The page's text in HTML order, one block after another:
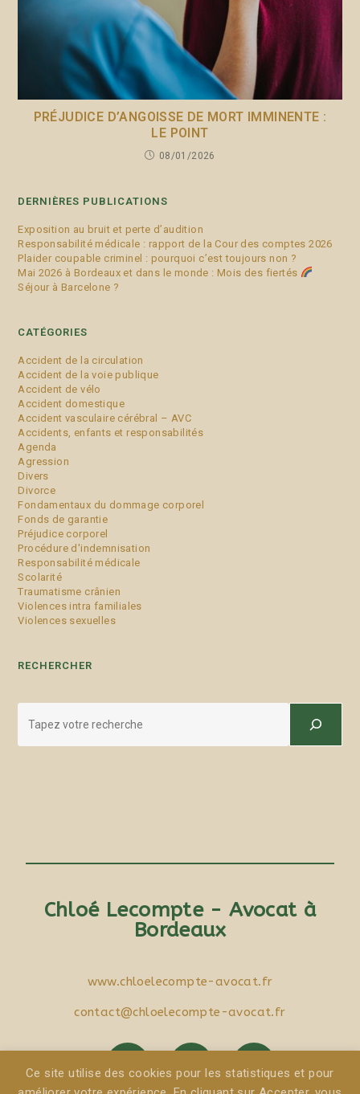
Ce site utilise des cookies pour les statistiques et pour
PRÉJUDICE D’ANGOISSE DE MORT IMMINENTE :
LE POINT
08/01/2026
DERNIÈRES PUBLICATIONS
Exposition au bruit et perte d’audition
Responsabilité médicale : rapport de la Cour des comptes 2026
Plaider coupable criminel : pourquoi c’est toujours non ?
Mai 2026 à Bordeaux et dans le monde : Mois des fiertés
Séjour à Barcelone ?
CATÉGORIES
Accident de la circulation
Accident de la voie publique
Accident de vélo
Accident domestique
Accident vasculaire cérébral – AVC
Accidents, enfants et responsabilités
Agenda
Agression
Divers
Divorce
Fondamentaux du dommage corporel
Fonds de garantie
Préjudice corporel
Procédure d'indemnisation
Responsabilité médicale
Scolarité
Traumatisme crânien
Violences intra familiales
Violences sexuelles
RECHERCHER
Chloé Lecompte - Avocat à
Bordeaux
www.chloelecompte-avocat.fr
contact@chloelecompte-avocat.fr